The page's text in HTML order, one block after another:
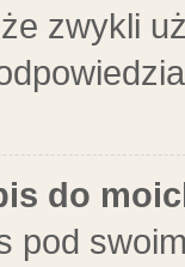
zwykli
do
pod